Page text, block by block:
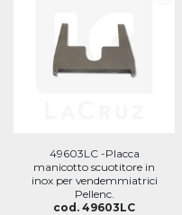
49603LC -Placca
manicotto scuotitore in
inox per vendemmiatrici
Pellenc.
cod. 49603LC